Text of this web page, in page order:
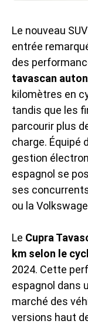
Le nouveau
entrée
des
tavascan
kilomètres en
tandis que les
parcourir plus
charge. Équipé
gestion
espagnol se
ses
ou la
Le Cupra
km selon le
2024. Cette
espagnol dans
marché des
versions haut